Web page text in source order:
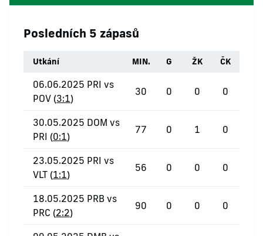
Posledních 5 zápasů
Utkání MIN. G ŽK ČK
06.06.2025 PRI vs
POV (3:1)
30 0 0 0
30.05.2025 DOM vs
PRI (0:1)
77 0 1 0
23.05.2025 PRI vs
VLT (1:1)
56 0 0 0
18.05.2025 PRB vs
PRC (2:2)
90 0 0 0